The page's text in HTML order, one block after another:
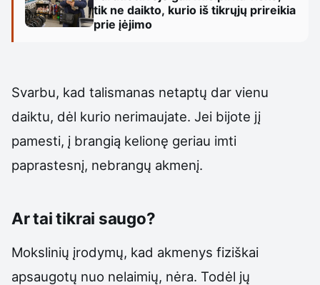
tik ne daikto, kurio iš tikrųjų prireikia
prie įėjimo
Svarbu, kad talismanas netaptų dar vienu
daiktu, dėl kurio nerimaujate. Jei bijote jį
pamesti, į brangią kelionę geriau imti
paprastesnį, nebrangų akmenį.
Ar tai tikrai saugo?
Mokslinių įrodymų, kad akmenys fiziškai
apsaugotų nuo nelaimių, nėra. Todėl jų